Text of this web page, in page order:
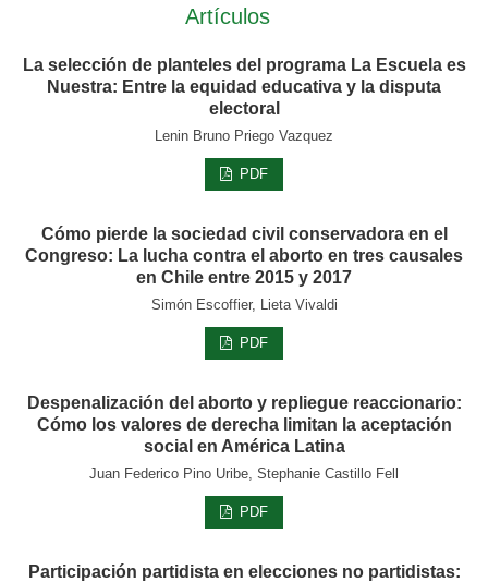
Artículos
La selección de planteles del programa La Escuela es
Nuestra: Entre la equidad educativa y la disputa
electoral
Lenin Bruno Priego Vazquez
PDF
Cómo pierde la sociedad civil conservadora en el
Congreso: La lucha contra el aborto en tres causales
en Chile entre 2015 y 2017
Simón Escoffier, Lieta Vivaldi
PDF
Despenalización del aborto y repliegue reaccionario:
Cómo los valores de derecha limitan la aceptación
social en América Latina
Juan Federico Pino Uribe, Stephanie Castillo Fell
PDF
Participación partidista en elecciones no partidistas: